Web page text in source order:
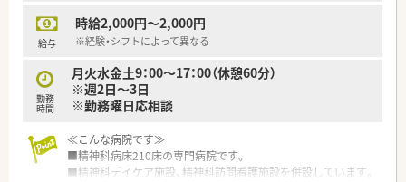
給与
時給2,000円～2,000円
※経験・シフトによって異なる
勤務
時間
月火水金土9：00～17：00（休憩60分）
※週2日～3日
※勤務曜日応相談
≪こんな病院です≫
■精神科病床210床の専門病院です。
■精神科デイケア施設、精神科訪問看護施設を併設しています。